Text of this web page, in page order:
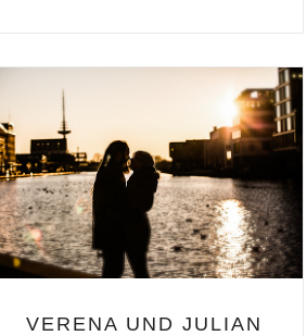
VERENA UND JULIAN